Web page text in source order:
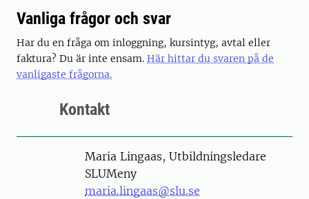
Vanliga frågor och svar
Har du en fråga om inloggning, kursintyg, avtal eller
faktura? Du är inte ensam. Här hittar du svaren på de
vanligaste frågorna.
Kontakt
PersonMaria Lingaas, Utbildningsledare
SLUMeny
maria.lingaas@slu.se